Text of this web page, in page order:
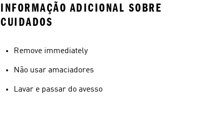
INFORMAÇÃO ADICIONAL SOBRE
CUIDADOS
Remove immediately
Não usar amaciadores
Lavar e passar do avesso